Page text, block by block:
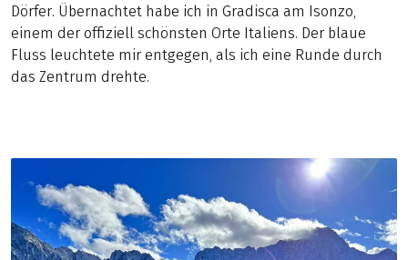
Dörfer. Übernachtet habe ich in Gradisca am Isonzo,
einem der offiziell schönsten Orte Italiens. Der blaue
Fluss leuchtete mir entgegen, als ich eine Runde durch
das Zentrum drehte.